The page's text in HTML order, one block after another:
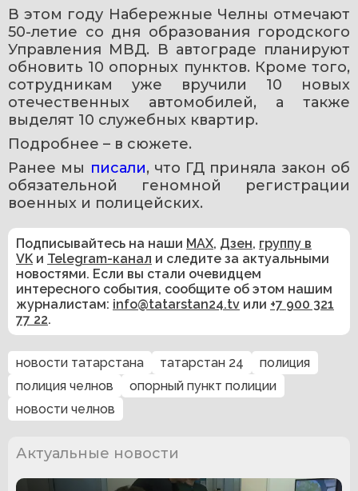
В этом году Набережные Челны отмечают
50-летие со дня образования городского
Управления МВД. В автограде планируют
обновить 10 опорных пунктов. Кроме того,
сотрудникам уже вручили 10 новых
отечественных автомобилей, а также
выделят 10 служебных квартир.
Подробнее – в сюжете.
Ранее мы писали, что ГД приняла закон об
обязательной геномной регистрации
военных и полицейских.
Подписывайтесь на наши MAX, Дзен, группу в
VK и Telegram-канал и следите за актуальными
новостями. Если вы стали очевидцем
интересного события, сообщите об этом нашим
журналистам: info@tatarstan24.tv или +7 900 321
77 22.
новости татарстана татарстан 24
полиция
полиция челнов
опорный пункт полиции
новости челнов
Актуальные новости